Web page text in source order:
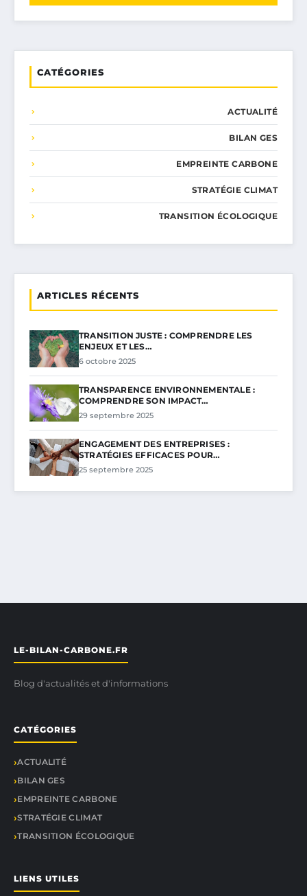
CATÉGORIES
ACTUALITÉ
BILAN GES
EMPREINTE CARBONE
STRATÉGIE CLIMAT
TRANSITION ÉCOLOGIQUE
ARTICLES RÉCENTS
TRANSITION JUSTE : COMPRENDRE LES
ENJEUX ET LES…
6 octobre 2025
TRANSPARENCE ENVIRONNEMENTALE :
COMPRENDRE SON IMPACT…
29 septembre 2025
ENGAGEMENT DES ENTREPRISES :
STRATÉGIES EFFICACES POUR…
25 septembre 2025
LE-BILAN-CARBONE.FR
Blog d'actualités et d'informations
CATÉGORIES
ACTUALITÉ
BILAN GES
EMPREINTE CARBONE
STRATÉGIE CLIMAT
TRANSITION ÉCOLOGIQUE
LIENS UTILES